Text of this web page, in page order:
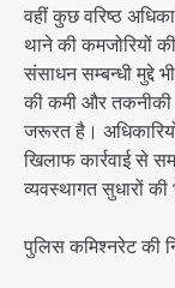
वहीं कुछ वरिष्ठ
थाने की कमजोरियों
संसाधन सम्बन्धी मुद्दे
की कमी और तकनीकी
जरूरत है।
खिलाफ कार्रवाई से
व्यवस्थागत सुधारों
पुलिस कमिश्नरेट की